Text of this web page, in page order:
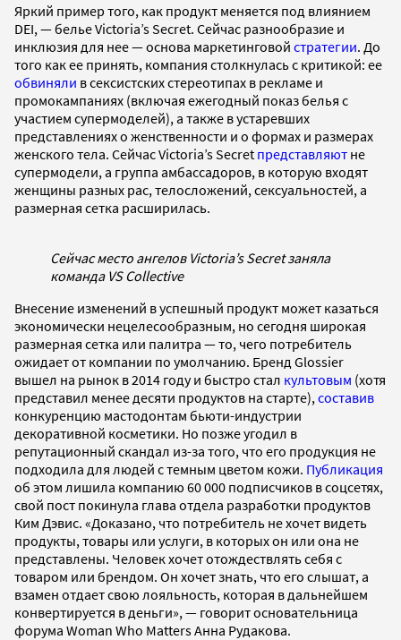
Яркий пример того, как продукт меняется под влиянием
DEI, — белье Victoria’s Secret. Сейчас разнообразие и
инклюзия для нее — основа маркетинговой стратегии. До
того как ее принять, компания столкнулась с критикой: ее
обвиняли в сексистских стереотипах в рекламе и
промокампаниях (включая ежегодный показ белья с
участием супермоделей), а также в устаревших
представлениях о женственности и о формах и размерах
женского тела. Сейчас Victoria’s Secret представляют не
супермодели, а группа амбассадоров, в которую входят
женщины разных рас, телосложений, сексуальностей, а
размерная сетка расширилась.
Сейчас место ангелов Victoria’s Secret заняла
команда VS Collective
Внесение изменений в успешный продукт может казаться
экономически нецелесообразным, но сегодня широкая
размерная сетка или палитра — то, чего потребитель
ожидает от компании по умолчанию. Бренд Glossier
вышел на рынок в 2014 году и быстро стал культовым (хотя
представил менее десяти продуктов на старте), составив
конкуренцию мастодонтам бьюти-индустрии
декоративной косметики. Но позже угодил в
репутационный скандал из-за того, что его продукция не
подходила для людей с темным цветом кожи. Публикация
об этом лишила компанию 60 000 подписчиков в соцсетях,
свой пост покинула глава отдела разработки продуктов
Ким Дэвис. «Доказано, что потребитель не хочет видеть
продукты, товары или услуги, в которых он или она не
представлены. Человек хочет отождествлять себя с
товаром или брендом. Он хочет знать, что его слышат, а
взамен отдает свою лояльность, которая в дальнейшем
конвертируется в деньги», — говорит основательница
форума Woman Who Matters Анна Рудакова.